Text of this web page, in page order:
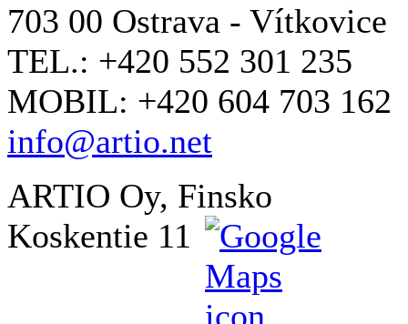
703 00 Ostrava - Vítkovice
TEL.: +420 552 301 235
MOBIL: +420 604 703 162
info@artio.net
ARTIO Oy, Finsko
Koskentie 11